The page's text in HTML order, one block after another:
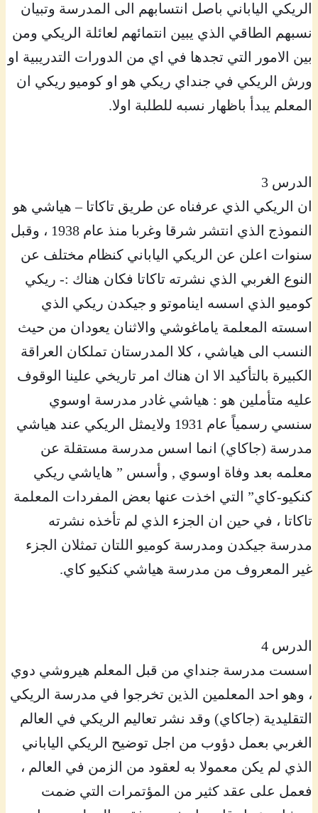
الريكي الياباني باصل انتسابهم الى المدرسة وتبيان
نسبهم الطاقي الذي يبين انتمائهم لعائلة الريكي ومن
بين الامور التي تجدها في اي من الدورات التدريبية او
ورش الريكي في جنداي ريكي هو او كوميو ريكي ان
المعلم يبدأ باظهار نسبه للطلبة اولا.
الدرس 3
ان الريكي الذي عرفناه عن طريق تاكاتا – هياشي هو
النموذج الذي انتشر شرقا وغربا منذ عام 1938 ، وقبل
سنوات اعلن عن الريكي الياباني كنظام مختلف عن
النوع الغربي الذي نشرته تاكاتا فكان هناك :- ريكي
كوميو الذي اسسه ايناموتو و جيكدن ريكي الذي
اسسته المعلمة ياماغوشي والاثنان يعودان من حيث
النسب الى هياشي ، كلا المدرستان تملكان العراقة
الكبيرة بالتأكيد الا ان هناك امر تاريخي علينا الوقوف
عليه متأملين هو : هياشي غادر مدرسة اوسوي
سنسي رسمياً عام 1931 ولايمثل الريكي عند هياشي
مدرسة (جاكاي) انما اسس مدرسة مستقلة عن
معلمه بعد وفاة اوسوي , وأسس ” هاياشي ريكي
كنكيو-كاي” التي اخذت عنها بعض المفردات المعلمة
تاكاتا ، في حين ان الجزء الذي لم تأخذه نشرته
مدرسة جيكدن ومدرسة كوميو اللتان تمثلان الجزء
غير المعروف من مدرسة هياشي كنكيو كاي.
الدرس 4
اسست مدرسة جنداي من قبل المعلم هيروشي دوي
، وهو احد المعلمين الذين تخرجوا في مدرسة الريكي
التقليدية (جاكاي) وقد نشر تعاليم الريكي في العالم
الغربي بعمل دؤوب من اجل توضيح الريكي الياباني
الذي لم يكن معمولا به لعقود من الزمن في العالم ،
فعمل على عقد كثير من المؤتمرات التي ضمت